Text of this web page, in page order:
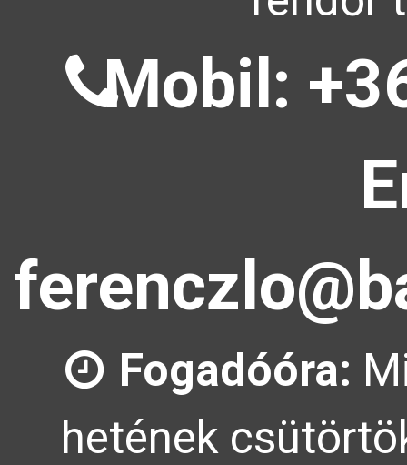
Mobil:
Fogadóóra:
hetének